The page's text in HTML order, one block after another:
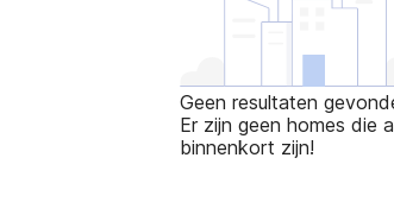
Geen resultaten
Er zijn geen homes die
binnenkort zijn!